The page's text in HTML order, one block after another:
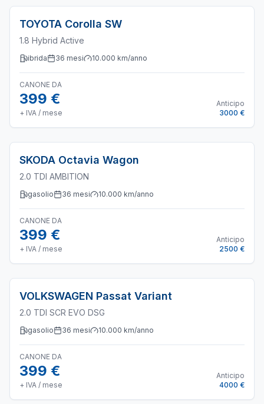
TOYOTA Corolla SW
1.8 Hybrid Active
ibrida 36 mesi 10.000 km/anno
CANONE DA
399 €
+ IVA / mese
Anticipo
3000 €
SKODA Octavia Wagon
2.0 TDI AMBITION
gasolio 36 mesi 10.000 km/anno
CANONE DA
399 €
+ IVA / mese
Anticipo
2500 €
VOLKSWAGEN Passat Variant
2.0 TDI SCR EVO DSG
gasolio 36 mesi 10.000 km/anno
CANONE DA
399 €
+ IVA / mese
Anticipo
4000 €